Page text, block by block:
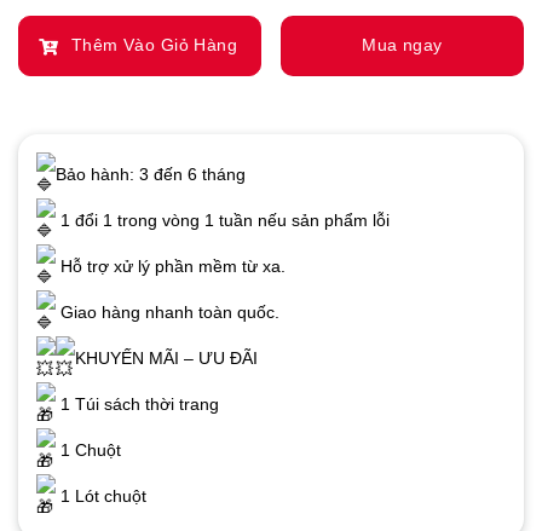
Thêm Vào Giỏ Hàng Mua ngay
Bảo hành: 3 đến 6 tháng
1 đổi 1 trong vòng 1 tuần nếu sản phẩm lỗi
Hỗ trợ xử lý phần mềm từ xa.
Giao hàng nhanh toàn quốc.
KHUYẾN MÃI – ƯU ĐÃI
1 Túi sách thời trang
1 Chuột
1 Lót chuột